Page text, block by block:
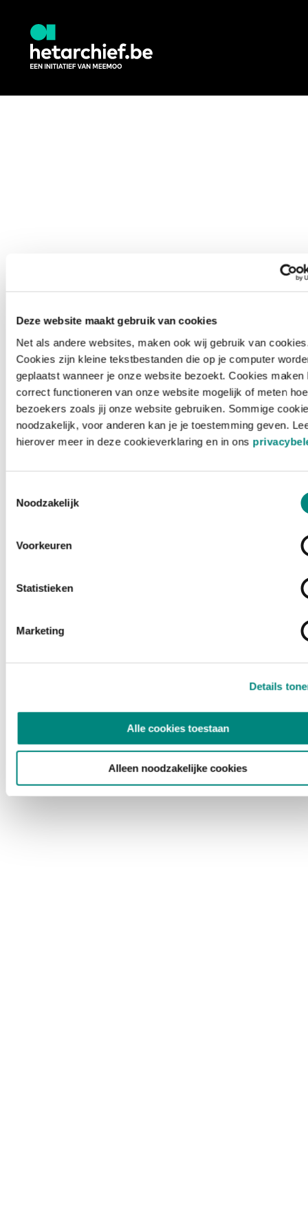
Deze website maakt gebruik van cookies
Net als andere websites, maken ook wij gebruik van
Cookies zijn kleine tekstbestanden die op je computer
geplaatst wanneer je onze website bezoekt. Cookies maken
correct functioneren van onze website mogelijk of meten hoe
bezoekers zoals jij onze website gebruiken. Sommige
noodzakelijk, voor anderen kan je je toestemming geven.
hierover meer in deze cookieverklaring en in ons
Noodzakelijk
Voorkeuren
Statistieken
Marketing
Details
Alle cookies toestaan
Alleen noodzakelijke cookies